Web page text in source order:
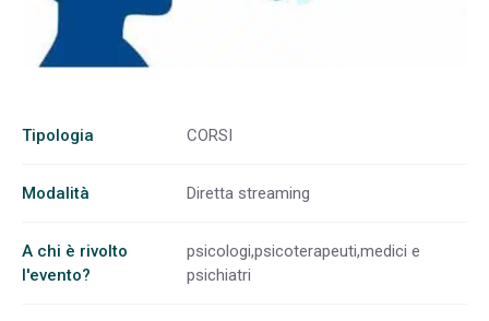
Tipologia CORSI
Modalità Diretta streaming
A chi è rivolto
l'evento?
psicologi,psicoterapeuti,medici e
psichiatri